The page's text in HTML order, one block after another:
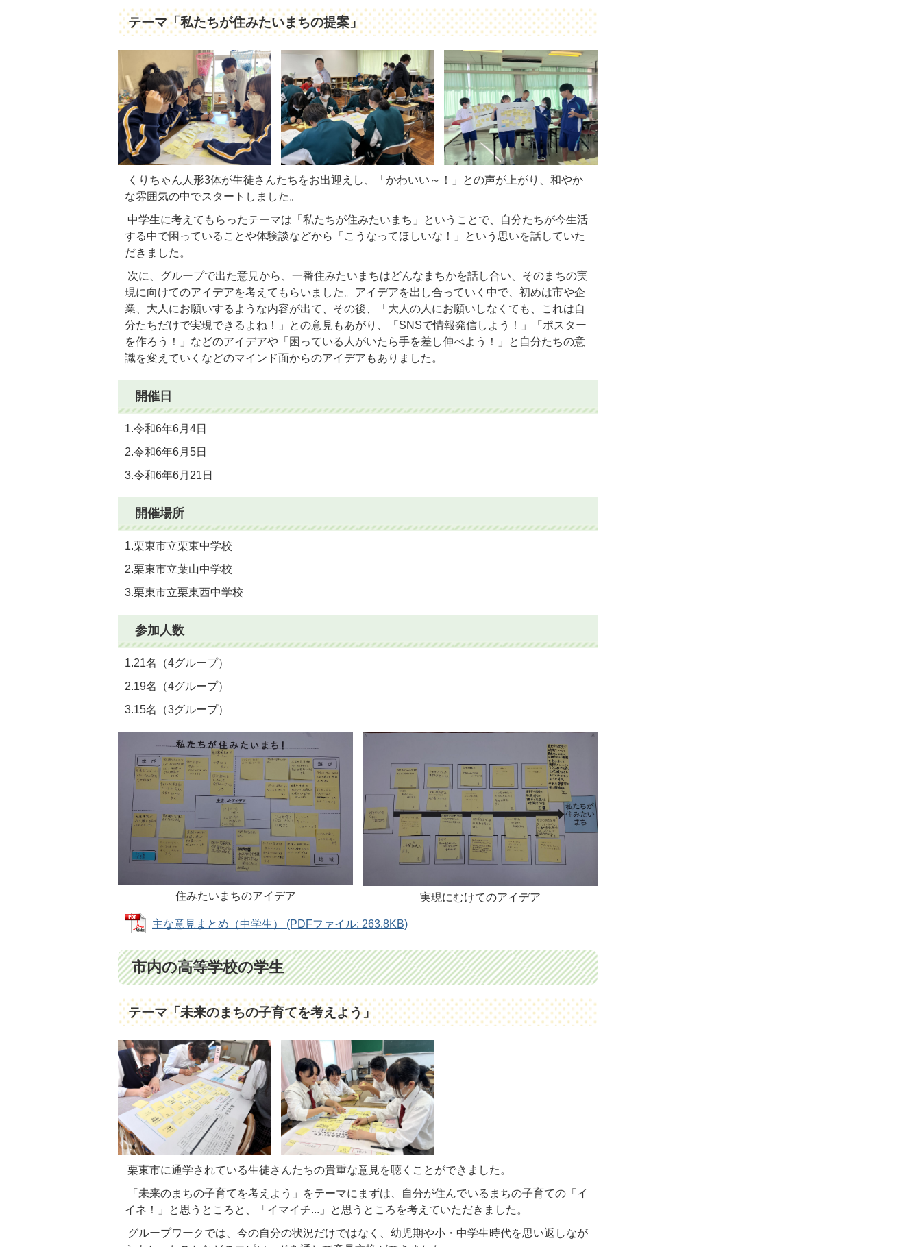
テーマ「私たちが住みたいまちの提案」
くりちゃん人形3体が生徒さんたちをお出迎えし、「かわいい～！」との声が上がり、和やか
な雰囲気の中でスタートしました。
中学生に考えてもらったテーマは「私たちが住みたいまち」ということで、自分たちが今生活
する中で困っていることや体験談などから「こうなってほしいな！」という思いを話していた
だきました。
次に、グループで出た意見から、一番住みたいまちはどんなまちかを話し合い、そのまちの実
現に向けてのアイデアを考えてもらいました。アイデアを出し合っていく中で、初めは市や企
業、大人にお願いするような内容が出て、その後、「大人の人にお願いしなくても、これは自
分たちだけで実現できるよね！」との意見もあがり、「SNSで情報発信しよう！」「ポスター
を作ろう！」などのアイデアや「困っている人がいたら手を差し伸べよう！」と自分たちの意
識を変えていくなどのマインド面からのアイデアもありました。
開催日
1.令和6年6月4日
2.令和6年6月5日
3.令和6年6月21日
開催場所
1.栗東市立栗東中学校
2.栗東市立葉山中学校
3.栗東市立栗東西中学校
参加人数
1.21名（4グループ）
2.19名（4グループ）
3.15名（3グループ）
住みたいまちのアイデア 実現にむけてのアイデア
主な意見まとめ（中学生） (PDFファイル: 263.8KB)
市内の高等学校の学生
テーマ「未来のまちの子育てを考えよう」
栗東市に通学されている生徒さんたちの貴重な意見を聴くことができました。
「未来のまちの子育てを考えよう」をテーマにまずは、自分が住んでいるまちの子育ての「イ
イネ！」と思うところと、「イマイチ...」と思うところを考えていただきました。
グループワークでは、今の自分の状況だけではなく、幼児期や小・中学生時代を思い返しなが